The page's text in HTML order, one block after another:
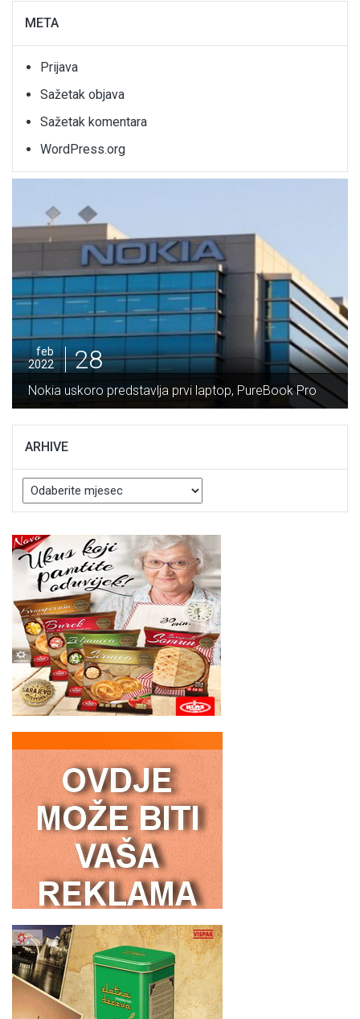
META
Prijava
Sažetak objava
Sažetak komentara
WordPress.org
feb
2022
28
Nokia uskoro predstavlja prvi laptop, PureBook Pro
ARHIVE
Arhive